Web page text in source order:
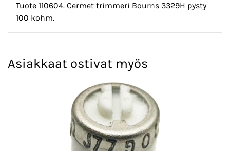
Tuote 110604. Cermet trimmeri Bourns 3329H pysty
100 kohm.
Asiakkaat ostivat myös